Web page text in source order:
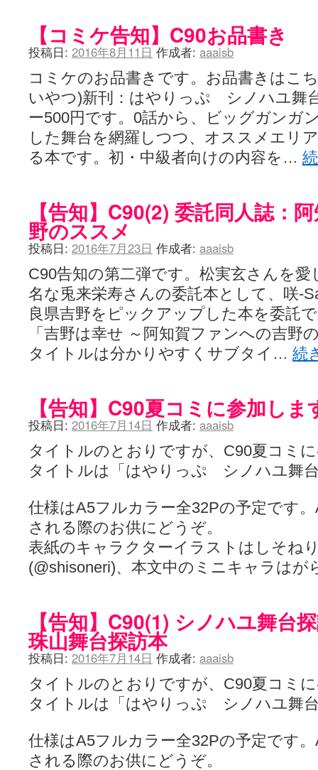
【コミケ告知】C90お品書き
投稿日: 2016年8月11日 作成者: aaaisb
コミケのお品書きです。お品書きはこ
いやつ)新刊：はやりっぷ シノハユ舞
ー500円です。0話から、ビッグガンガ
した舞台を網羅しつつ、オススメエリ
る本です。初・中級者向けの内容を…
【告知】C90(2) 委託同人誌：
野のススメ
投稿日: 2016年7月23日 作成者: aaaisb
C90告知の第二弾です。松実玄さんを
名な兎来栄寿さんの委託本として、咲-
良県吉野をピックアップした本を委託
「吉野は幸せ ～阿知賀ファンへの吉野
タイトルは分かりやすくサブタイ… 続
【告知】C90夏コミに参加しま
投稿日: 2016年7月14日 作成者: aaaisb
タイトルのとおりですが、C90夏コミ
タイトルは「はやりっぷ シノハユ舞
仕様はA5フルカラー全32Pの予定です
される際のお供にどうぞ。
表紙のキャラクターイラストはしそね
(@shisoneri)、本文中のミニキャラは
【告知】C90(1) シノハユ舞台
珠山舞台探訪本
投稿日: 2016年7月14日 作成者: aaaisb
タイトルのとおりですが、C90夏コミ
タイトルは「はやりっぷ シノハユ舞
仕様はA5フルカラー全32Pの予定です
される際のお供にどうぞ。